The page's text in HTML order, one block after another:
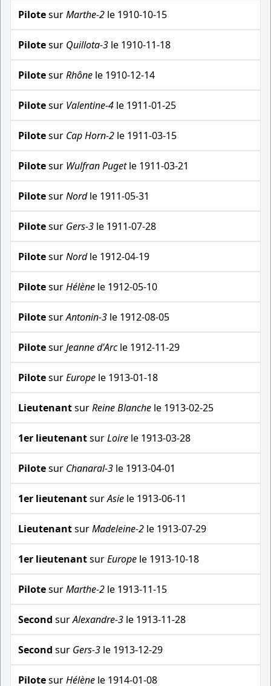
PilotesurMarthe-2 le 1910-10-15
Pilotesur Quillota-3 le 1910-11-18
PilotesurRhône le 1910-12-14
Pilotesur Valentine-4 le 1911-01-25
Pilotesur Cap Horn-2 le 1911-03-15
Pilotesur Wulfran Pugetle 1911-03-21
PilotesurNordle 1911-05-31
Pilotesur Gers-3 le 1911-07-28
PilotesurNordle 1912-04-19
PilotesurHélène le 1912-05-10
PilotesurAntonin-3 le 1912-08-05
PilotesurJeanne d'Arcle 1912-11-29
PilotesurEurope le 1913-01-18
LieutenantsurReine Blanche le 1913-02-25
1er lieutenantsurLoire le 1913-03-28
Pilotesur Chanaral-3 le 1913-04-01
1er lieutenantsurAsie le 1913-06-11
LieutenantsurMadeleine-2 le 1913-07-29
1er lieutenantsurEurope le 1913-10-18
PilotesurMarthe-2 le 1913-11-15
Second surAlexandre-3 le 1913-11-28
Second sur Gers-3 le 1913-12-29
PilotesurHélène le 1914-01-08